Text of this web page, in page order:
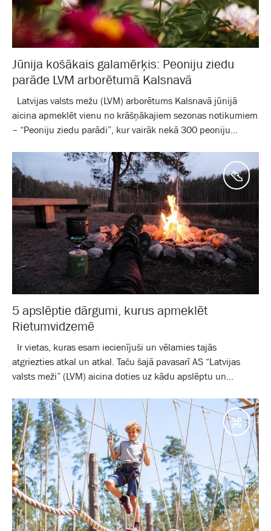
Jūnija košākais galamērķis: Peoniju ziedu
parāde LVM arborētumā Kalsnavā
Latvijas valsts mežu (LVM) arborētums Kalsnavā jūnijā
aicina apmeklēt vienu no krāšņākajiem sezonas notikumiem
– “Peoniju ziedu parādi”, kur vairāk nekā 300 peoniju...
5 apslēptie dārgumi, kurus apmeklēt
Rietumvidzemē
Ir vietas, kuras esam iecienījuši un vēlamies tajās
atgriezties atkal un atkal. Taču šajā pavasarī AS “Latvijas
valsts meži” (LVM) aicina doties uz kādu apslēptu un...